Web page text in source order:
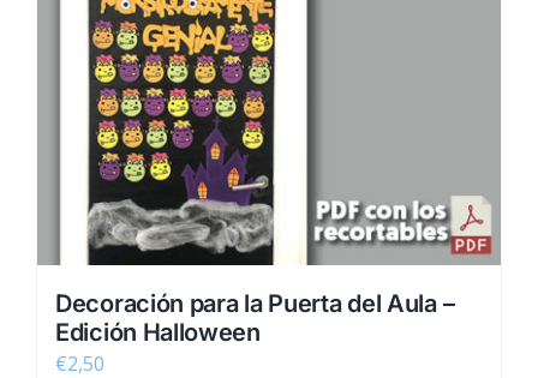
Decoración para la Puerta del Aula –
Edición Halloween
€2,50